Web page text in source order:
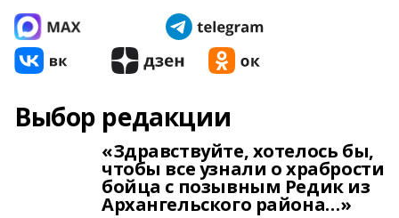
Выбор редакции
«Здравствуйте, хотелось бы,
чтобы все узнали о храбрости
бойца с позывным Редик из
Архангельского района…»